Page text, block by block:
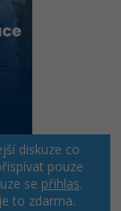
diskuze co
pouze
se přihlas.
to zdarma.